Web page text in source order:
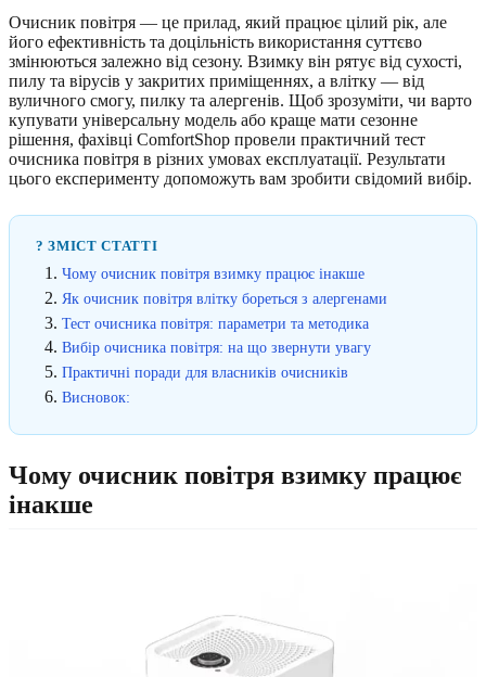
Очисник повітря — це прилад, який працює цілий рік, але
його ефективність та доцільність використання суттєво
змінюються залежно від сезону. Взимку він рятує від сухості,
пилу та вірусів у закритих приміщеннях, а влітку — від
вуличного смогу, пилку та алергенів. Щоб зрозуміти, чи варто
купувати універсальну модель або краще мати сезонне
рішення, фахівці ComfortShop провели практичний тест
очисника повітря в різних умовах експлуатації. Результати
цього експерименту допоможуть вам зробити свідомий вибір.
? ЗМІСТ СТАТТІ
Чому очисник повітря взимку працює інакше
Як очисник повітря влітку бореться з алергенами
Тест очисника повітря: параметри та методика
Вибір очисника повітря: на що звернути увагу
Практичні поради для власників очисників
Висновок:
Чому очисник повітря взимку працює
інакше